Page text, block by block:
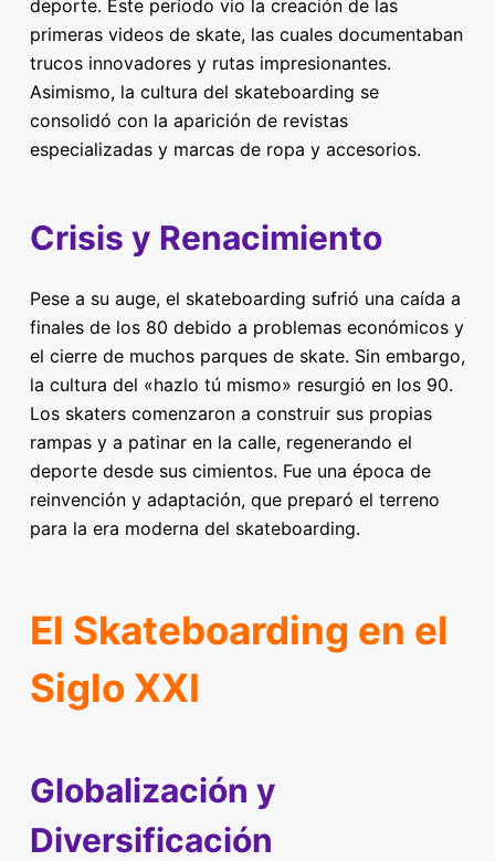
deporte. Este período vio la creación de las
primeras videos de skate, las cuales documentaban
trucos innovadores y rutas impresionantes.
Asimismo, la cultura del skateboarding se
consolidó con la aparición de revistas
especializadas y marcas de ropa y accesorios.
Crisis y Renacimiento
Pese a su auge, el skateboarding sufrió una caída a
finales de los 80 debido a problemas económicos y
el cierre de muchos parques de skate. Sin embargo,
la cultura del «hazlo tú mismo» resurgió en los 90.
Los skaters comenzaron a construir sus propias
rampas y a patinar en la calle, regenerando el
deporte desde sus cimientos. Fue una época de
reinvención y adaptación, que preparó el terreno
para la era moderna del skateboarding.
El Skateboarding en el
Siglo XXI
Globalización y
Diversificación